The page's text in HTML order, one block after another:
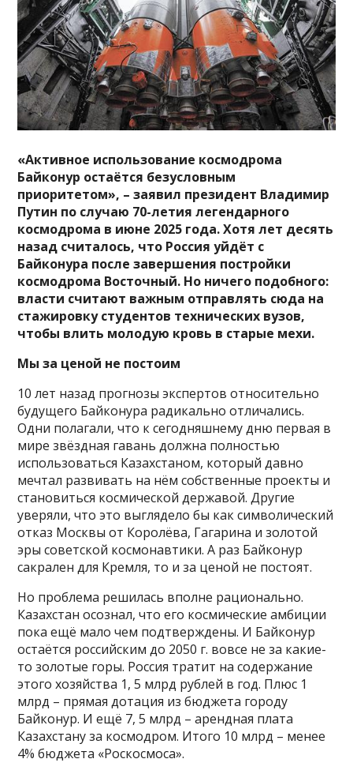
«Активное использование космодрома
Байконур остаётся безусловным
приоритетом», – заявил президент Владимир
Путин по случаю 70-летия легендарного
космодрома в июне 2025 года. Хотя лет десять
назад считалось, что Россия уйдёт с
Байконура после завершения постройки
космодрома Восточный. Но ничего подобного:
власти считают важным отправлять сюда на
стажировку студентов технических вузов,
чтобы влить молодую кровь в старые мехи.
Мы за ценой не постоим
10 лет назад прогнозы экспертов относительно
будущего Байконура радикально отличались.
Одни полагали, что к сегодняшнему дню первая в
мире звёздная гавань должна полностью
использоваться Казахстаном, который давно
мечтал развивать на нём собственные проекты и
становиться космической державой. Другие
уверяли, что это выглядело бы как символический
отказ Москвы от Королёва, Гагарина и золотой
эры советской космонавтики. А раз Байконур
сакрален для Кремля, то и за ценой не постоят.
Но проблема решилась вполне рационально.
Казахстан осознал, что его космические амбиции
пока ещё мало чем подтверждены. И Байконур
остаётся российским до 2050 г. вовсе не за какие-
то золотые горы. Россия тратит на содержание
этого хозяйства 1, 5 млрд рублей в год. Плюс 1
млрд – прямая дотация из бюджета городу
Байконур. И ещё 7, 5 млрд – арендная плата
Казахстану за космодром. Итого 10 млрд – менее
4% бюджета «Роскосмоса».